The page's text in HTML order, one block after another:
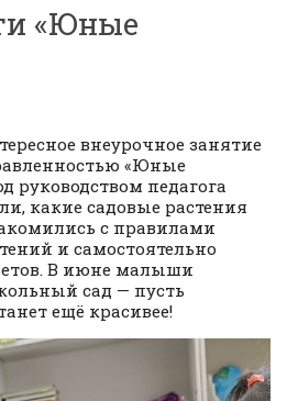
«Юные
внеурочное занятие
«Юные
руководством педагога
какие садовые растения
с правилами
и самостоятельно
В июне малыши
сад — пусть
ещё красивее!